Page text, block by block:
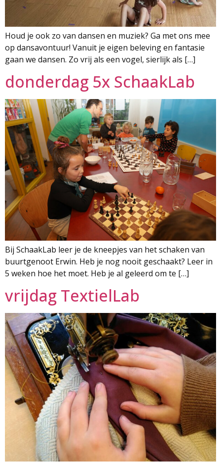
Houd je ook zo van dansen en muziek? Ga met ons mee
op dansavontuur! Vanuit je eigen beleving en fantasie
gaan we dansen. Zo vrij als een vogel, sierlijk als […]
donderdag 5x SchaakLab
Bij SchaakLab leer je de kneepjes van het schaken van
buurtgenoot Erwin. Heb je nog nooit geschaakt? Leer in
5 weken hoe het moet. Heb je al geleerd om te […]
vrijdag TextielLab